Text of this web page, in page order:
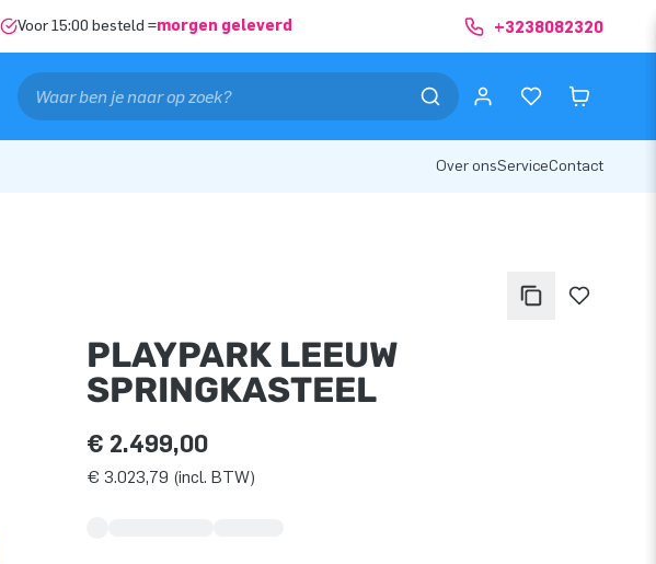
Voor 15:00 besteld =morgen geleverd +3238082320
Over onsServiceContact
PLAYPARK LEEUW
SPRINGKASTEEL
€ 2.499,00
€ 3.023,79 (incl. BTW)